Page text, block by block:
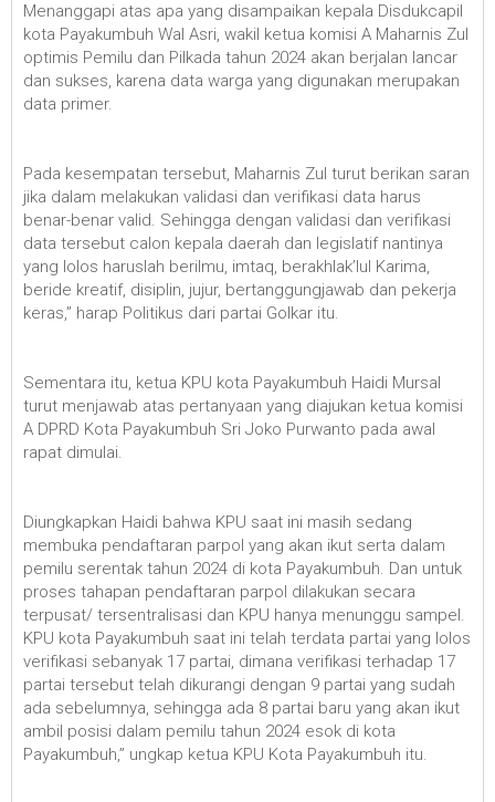
Menanggapi atas apa yang disampaikan kepala Disdukcapil
kota Payakumbuh Wal Asri, wakil ketua komisi A Maharnis Zul
optimis Pemilu dan Pilkada tahun 2024 akan berjalan lancar
dan sukses, karena data warga yang digunakan merupakan
data primer.
Pada kesempatan tersebut, Maharnis Zul turut berikan saran
jika dalam melakukan validasi dan verifikasi data harus
benar-benar valid. Sehingga dengan validasi dan verifikasi
data tersebut calon kepala daerah dan legislatif nantinya
yang lolos haruslah berilmu, imtaq, berakhlak’lul Karima,
beride kreatif, disiplin, jujur, bertanggungjawab dan pekerja
keras,” harap Politikus dari partai Golkar itu.
Sementara itu, ketua KPU kota Payakumbuh Haidi Mursal
turut menjawab atas pertanyaan yang diajukan ketua komisi
A DPRD Kota Payakumbuh Sri Joko Purwanto pada awal
rapat dimulai.
Diungkapkan Haidi bahwa KPU saat ini masih sedang
membuka pendaftaran parpol yang akan ikut serta dalam
pemilu serentak tahun 2024 di kota Payakumbuh. Dan untuk
proses tahapan pendaftaran parpol dilakukan secara
terpusat/ tersentralisasi dan KPU hanya menunggu sampel.
KPU kota Payakumbuh saat ini telah terdata partai yang lolos
verifikasi sebanyak 17 partai, dimana verifikasi terhadap 17
partai tersebut telah dikurangi dengan 9 partai yang sudah
ada sebelumnya, sehingga ada 8 partai baru yang akan ikut
ambil posisi dalam pemilu tahun 2024 esok di kota
Payakumbuh,” ungkap ketua KPU Kota Payakumbuh itu.